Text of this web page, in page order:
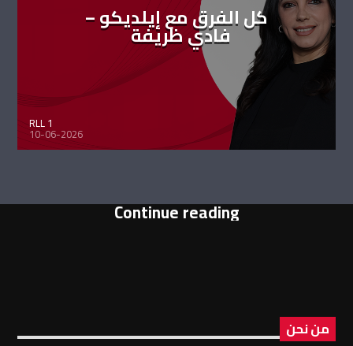
كل الفرق مع إيلديكو –
فادي ظريفة
RLL 1
10-06-2026
Continue reading
من نحن